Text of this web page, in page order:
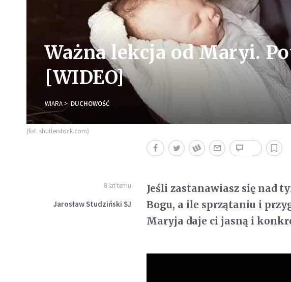
Ważna lekcja od Maryi.
[WIDEO]
WIARA DUCHOWOŚĆ
(fot. shutterstock.com)
8 lat temu
Jarosław Studziński SJ
Jeśli zastanawiasz się nad
Bogu, a ile sprzątaniu i
Maryja daje ci jasną i